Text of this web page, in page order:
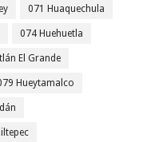
071 Huaquechula
074 Huehuetla
El Grande
Hueytamalco